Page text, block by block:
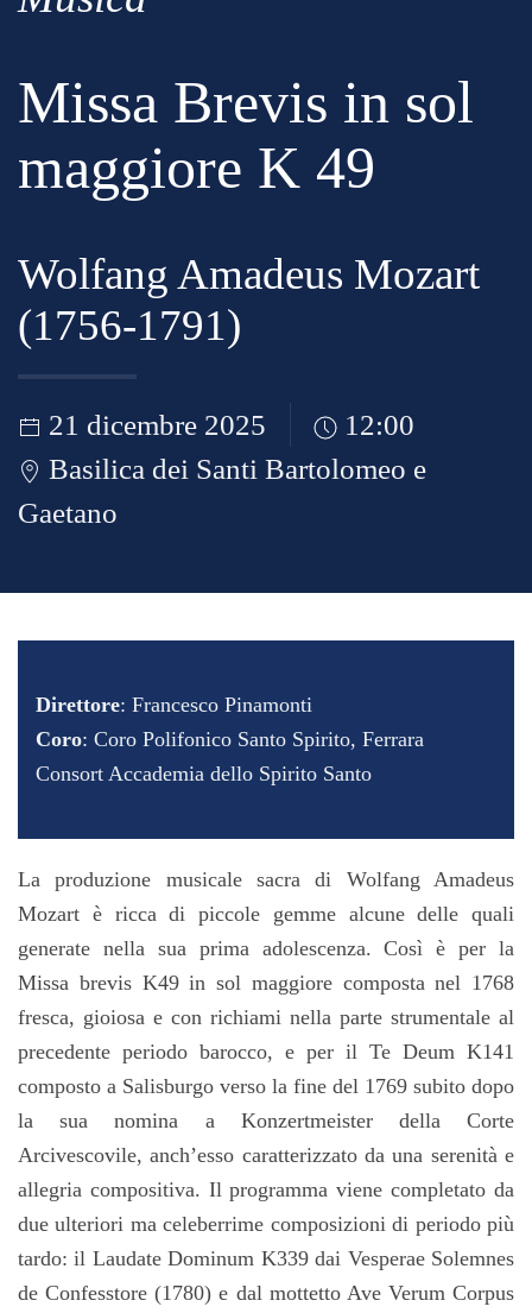
Missa Brevis in sol
maggiore K 49
Wolfang Amadeus Mozart
(1756-1791)
21 dicembre 2025
12:00
Basilica dei Santi Bartolomeo e
Gaetano
Direttore: Francesco Pinamonti
Coro: Coro Polifonico Santo Spirito, Ferrara
Consort Accademia dello Spirito Santo
La produzione musicale sacra di Wolfang Amadeus
Mozart è ricca di piccole gemme alcune delle quali
generate nella sua prima adolescenza. Così è per la
Missa brevis K49 in sol maggiore composta nel 1768
fresca, gioiosa e con richiami nella parte strumentale al
precedente periodo barocco, e per il Te Deum K141
composto a Salisburgo verso la fine del 1769 subito dopo
la sua nomina a Konzertmeister della Corte
Arcivescovile, anch’esso caratterizzato da una serenità e
allegria compositiva. Il programma viene completato da
due ulteriori ma celeberrime composizioni di periodo più
tardo: il Laudate Dominum K339 dai Vesperae Solemnes
de Confesstore (1780) e dal mottetto Ave Verum Corpus